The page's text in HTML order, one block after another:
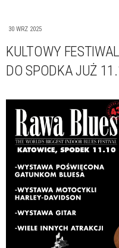
30 WRZ 2025
KULTOWY
DO SPODKA JUŻ